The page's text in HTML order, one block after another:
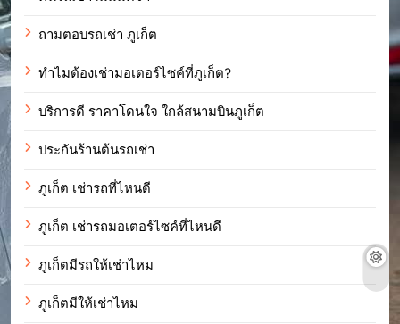
ถามตอบรถเช่า ภูเก็ต
ทำไมต้องเช่ามอเตอร์ไซค์ที่ภูเก็ต?
บริการดี ราคาโดนใจ ใกล้สนามบินภูเก็ต
ประกันร้านต้นรถเช่า
ภูเก็ต เช่ารถที่ไหนดี
ภูเก็ต เช่ารถมอเตอร์ไซค์ที่ไหนดี
ภูเก็ตมีรถให้เช่าไหม
ภูเก็ตมีให้เช่าไหม